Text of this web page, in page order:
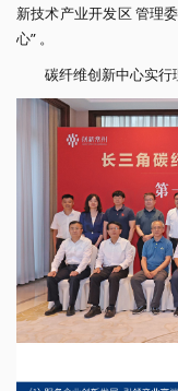
新技术产业开发区 管理
心” 。
碳纤维创新中心实行